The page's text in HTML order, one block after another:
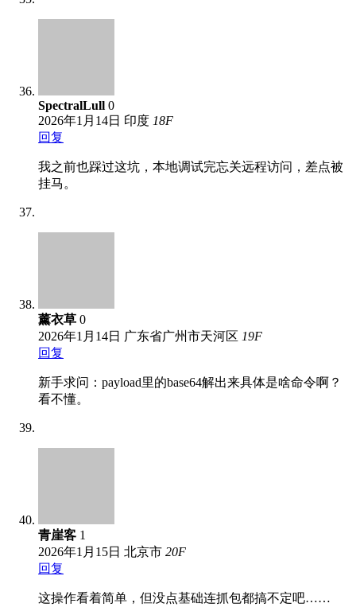
SpectralLull 0
2026年1月14日 印度 18F
回复
我之前也踩过这坑，本地调试完忘关远程访问，差点被
挂马。
薰衣草 0
2026年1月14日 广东省广州市天河区 19F
回复
新手求问：payload里的base64解出来具体是啥命令啊？
看不懂。
青崖客 1
2026年1月15日 北京市 20F
回复
这操作看着简单，但没点基础连抓包都搞不定吧……